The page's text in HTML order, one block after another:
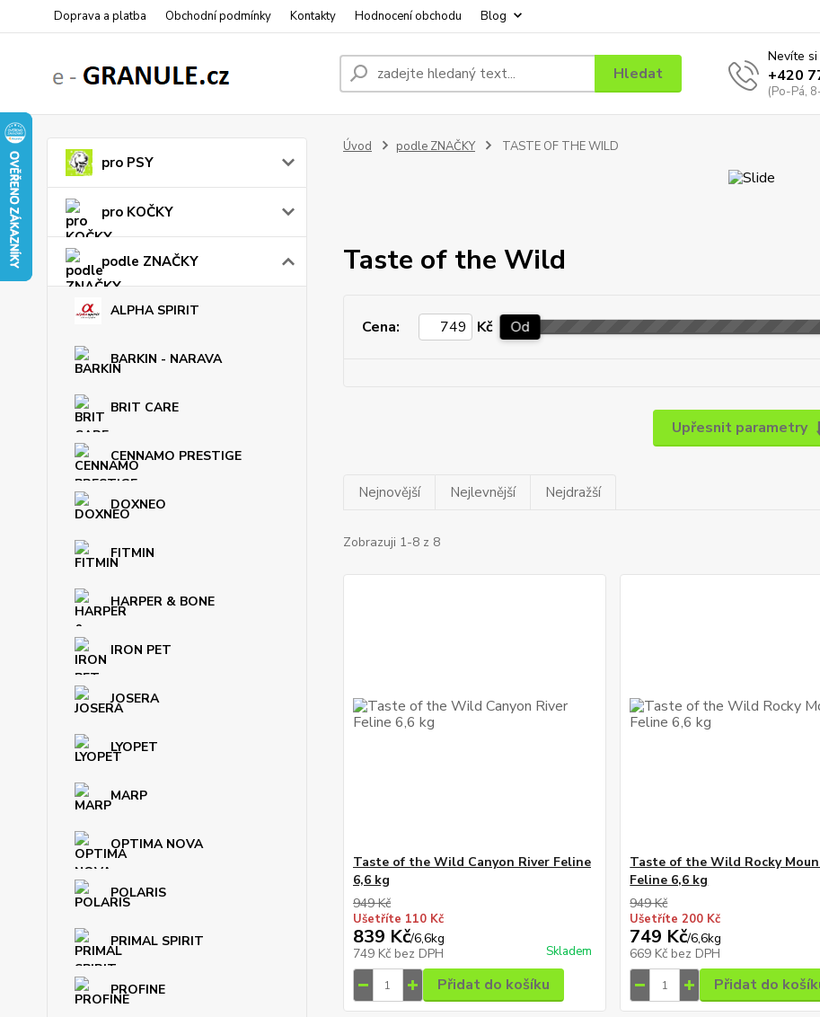
Doprava a platba Obchodní podmínky Kontakty Hodnocení obchodu Blog
Hledat
Nevíte
+420
(Po-Pá,
pro PSY
pro KOČKY
podle ZNAČKY
ALPHA SPIRIT
BARKIN - NARAVA
BRIT CARE
CENNAMO PRESTIGE
DOXNEO
FITMIN
HARPER & BONE
IRON PET
JOSERA
LYOPET
MARP
OPTIMA NOVA
POLARIS
PRIMAL SPIRIT
PROFINE
Úvod podle ZNAČKY TASTE OF THE WILD
Taste of the Wild
Upřesnit parametry
Cena: Kč Od
Nejnovější Nejlevnější Nejdražší
Zobrazuji 1-8 z 8
Taste of the Wild Canyon River Feline
6,6 kg
949 Kč
Ušetříte 110 Kč
839 Kč/6,6kg
749 Kč bez DPH Skladem
Přidat do košíku
Taste of the Wild Rocky
Feline 6,6 kg
949 Kč
Ušetříte 200 Kč
749 Kč/6,6kg
669 Kč bez DPH
Přidat do